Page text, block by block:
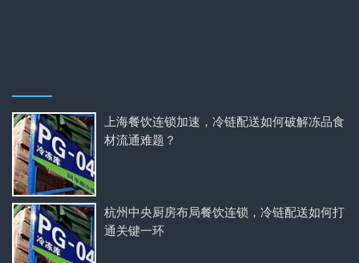
上海餐饮连锁加速，冷链配送如何破解冻品食
材流通难题？
杭州中央厨房布局餐饮连锁，冷链配送如何打
通关键一环